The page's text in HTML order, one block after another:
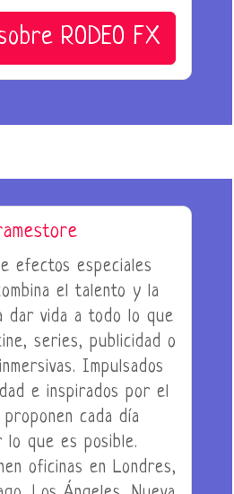
RODEO FX
efectos especiales
el talento y la
dar vida a todo lo que
series, publicidad o
Impulsados
e inspirados por el
cada día
lo que es posible.
oficinas en Londres,